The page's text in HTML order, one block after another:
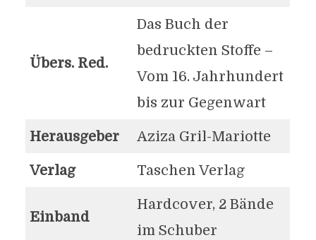
Übers. Red.
Das Buch der
bedruckten Stoffe –
Vom 16. Jahrhundert
bis zur Gegenwart
Herausgeber Aziza Gril-Mariotte
Verlag Taschen Verlag
Einband
Hardcover, 2 Bände
im Schuber